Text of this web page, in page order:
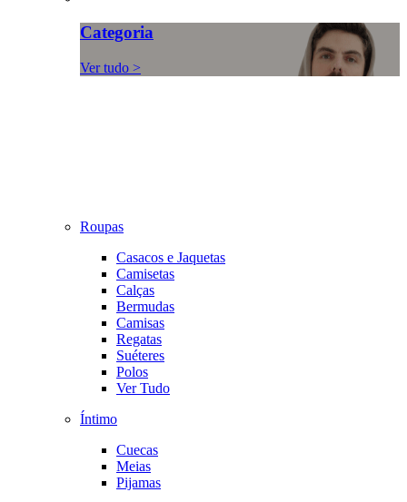
Categoria
Ver tudo >
Roupas
Casacos e Jaquetas
Camisetas
Calças
Bermudas
Camisas
Regatas
Suéteres
Polos
Ver Tudo
Íntimo
Cuecas
Meias
Pijamas